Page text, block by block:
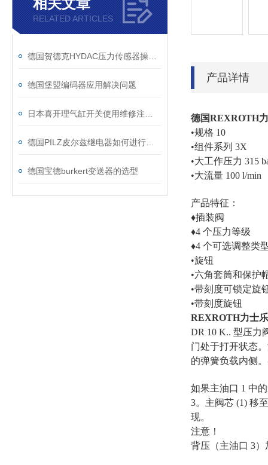
相关文章
RELATED ARTICLES
德国堡盟编码器应用解决问题
德国宝德burkert变送器的选型
产品详情
德国REXROTH
•规格 10
•组件系列 3X
•大工作压力 315
•大流量 100 l/min
产品特征：
♦插装阀
♦4 个压力等级
♦4 个可选调整类
•旋钮
•六角套筒和保护
•带刻度可锁定旋
•带刻度旋钮
REXROTH力士
DR 10 K.. 型压力
门处于打开状态
的弹簧负载内侧
如果主油口 1 中
3。主阀芯 (1) 移
现。
注意！
背压（主油口 3